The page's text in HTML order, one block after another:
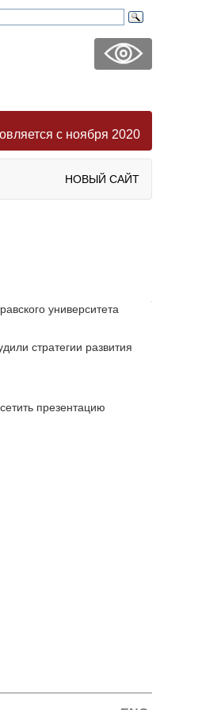
с ноября 2020
НОВЫЙ САЙТ
университета
стратегии развития
презентацию